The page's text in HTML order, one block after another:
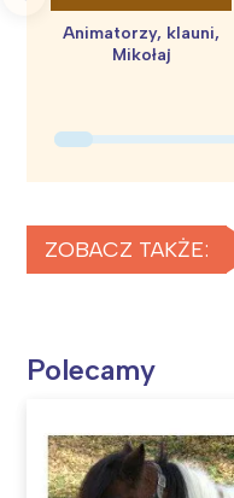
Animatorzy, klauni,
Mikołaj
ZOBACZ TAKŻE:
Polecamy